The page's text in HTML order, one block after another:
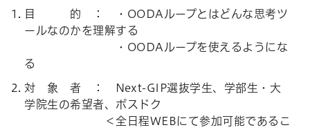
目 的 ： ・OODAループとはどんな思考ツ
ールなのかを理解する
・OODAループを使えるようにな
る
対 象 者 ： Next-GIP選抜学生、学部生・大
学院生の希望者、ポスドク
＜全日程WEBにて参加可能であるこ